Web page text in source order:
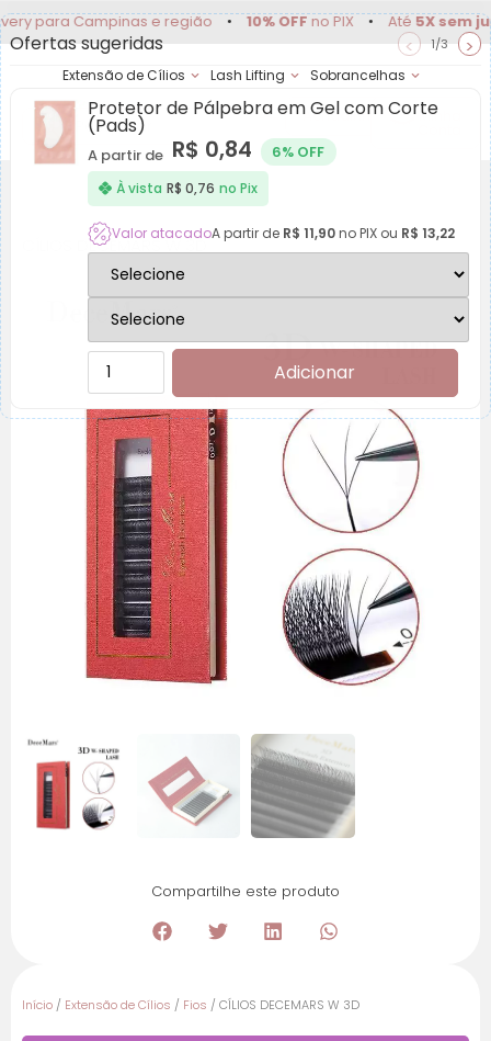
Campinas e região • 10% OFFno PIX • Até5X sem juros •
Extensão de Cílios Lash Lifting Sobrancelhas
Achadinhos Minha
CÍLIOS DECEMARS W 3D
Compartilhe este produto
Início / Extensão de Cílios / Fios / CÍLIOS DECEMARS W 3D
Ofertas sugeridas < 1/3 >
Protetor de Pálpebra em Gel com Corte
(Pads)
A partir de R$ 0,84
6% OFF
À vista R$ 0,76 no Pix
Valor atacadoA partir de R$ 11,90no PIX ou R$ 13,22
Adicionar